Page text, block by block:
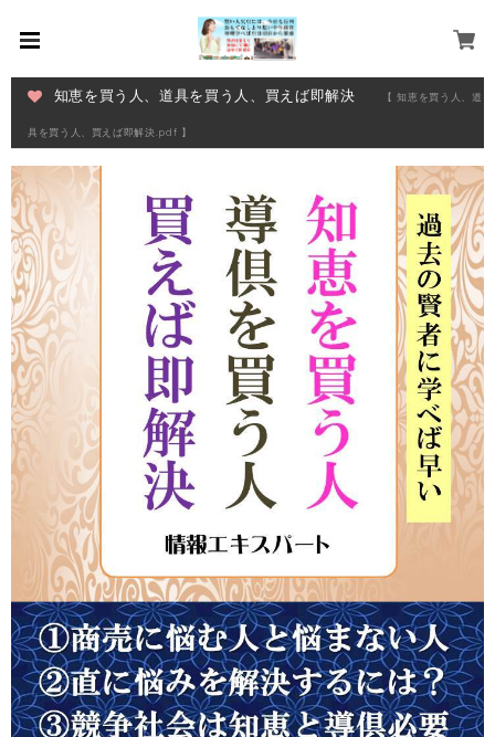
知恵を買う人、道具を買う人、買えば即解決 【 知恵を買う人、道
具を買う人、買えば即解決.pdf 】